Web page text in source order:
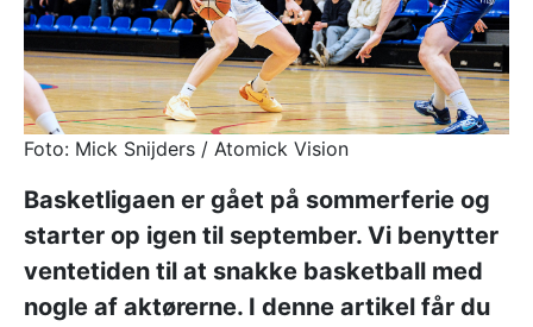
Foto: Mick Snijders / Atomick Vision
Basketligaen er gået på sommerferie og
starter op igen til september. Vi benytter
ventetiden til at snakke basketball med
nogle af aktørerne. I denne artikel får du